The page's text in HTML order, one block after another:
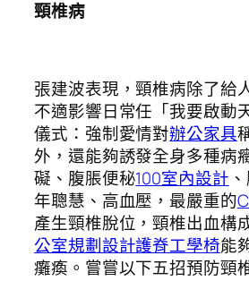
頸椎病
張建波表現，頸椎病除了給
不適影響日常任「我要啟動
儀式：強制愛情對辦公家具
外，還能夠誘發全身多種病
礙、腹脹便秘100室內設計
年聰慧、高血壓，最嚴重的
產生頸椎脫位，頸椎出血構
公室規劃設計護脊工學椅能
癱瘓。嘗嘗以下五招預防頸